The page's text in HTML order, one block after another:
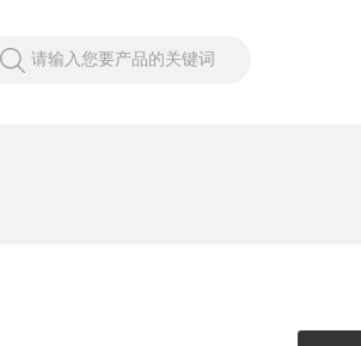
请输入您要产品的关键词